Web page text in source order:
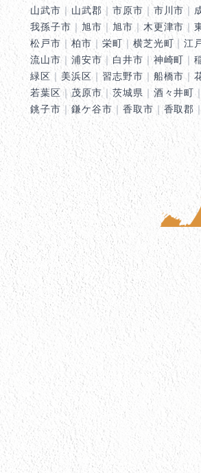
山武市 ｜ 山武郡 ｜ 市原市 ｜ 市川市 ｜
我孫子市 ｜ 旭市 ｜ 旭市 ｜ 木更津市 ｜
松戸市 ｜柏市 ｜栄町｜ 横芝光町 ｜江
流山市｜浦安市 ｜白井市 ｜ 神崎町 ｜
緑区 ｜ 美浜区｜ 習志野市 ｜ 船橋市 ｜
若葉区 ｜茂原市｜茨城県 ｜ 酒々井町｜
銚子市 ｜鎌ケ谷市 ｜ 香取市 ｜ 香取郡